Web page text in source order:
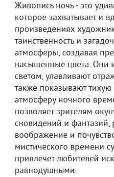
Живопись ночь - это
которое захватывает и
произведениях
таинственность и
атмосферы, создавая
насыщенные цвета. Они
светом, улавливают
также показывают
атмосферу ночного
позволяет зрителям
сновидений и фантазий,
воображение и
мистического времени
привлечет любителей
равнодушными.